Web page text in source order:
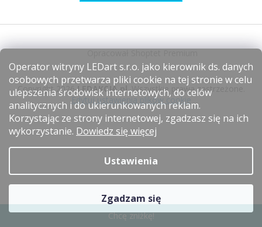
Operator witryny LEDart s.r.o. jako kierownik ds. danych
osobowych przetwarza pliki cookie na tej stronie w celu
ulepszenia środowisk internetowych, do celów
analitycznych i do ukierunkowanych reklam.
Korzystając ze strony internetowej, zgadzasz się na ich
wykorzystanie. Dowiedz się więcej
Ustawienia
Zgadzam się
S
o
Copyright 2026LEDAKCJA.pl. Wszystkie prawa zastrzeżone.
Edytuj ustawienia plików cookie
Chcę zniżkę!